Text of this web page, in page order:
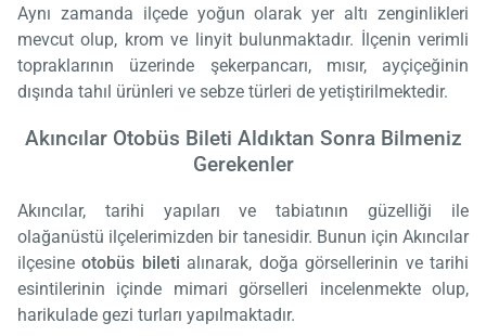
Aynı zamanda ilçede yoğun olarak yer altı zenginlikleri
mevcut olup, krom ve linyit bulunmaktadır. İlçenin verimli
topraklarının üzerinde şekerpancarı, mısır, ayçiçeğinin
dışında tahıl ürünleri ve sebze türleri de yetiştirilmektedir.
Akıncılar Otobüs Bileti Aldıktan Sonra Bilmeniz
Gerekenler
Akıncılar, tarihi yapıları ve tabiatının güzelliği ile
olağanüstü ilçelerimizden bir tanesidir. Bunun için Akıncılar
ilçesineotobüs bileti alınarak, doğa görsellerinin ve tarihi
esintilerinin içinde mimari görselleri incelenmekte olup,
harikulade gezi turları yapılmaktadır.